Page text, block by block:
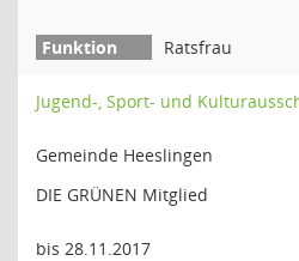
Ratsfrau
Jugend-, Sport- und
Gemeinde Heeslingen
DIE GRÜNEN Mitglied
bis 28.11.2017